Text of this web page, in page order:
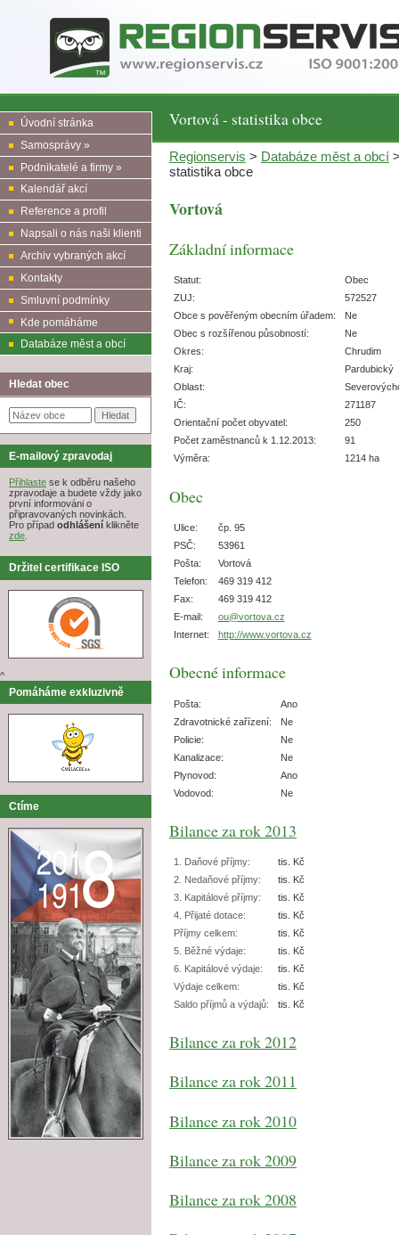
Vortová - statistika obce
Úvodní stránka
Samosprávy »
Podnikatelé a firmy »
Kalendář akcí
Reference a profil
Napsali o nás naši klienti
Archiv vybraných akcí
Kontakty
Smluvní podmínky
Kde pomáháme
Databáze měst a obcí
Hledat obec
E-mailový zpravodaj
Přihlaste se k odběru našeho
zpravodaje a budete vždy jako
první informováni o
připravovaných novinkách.
Pro případ odhlášení klikněte
zde.
Držitel certifikace ISO
^
Pomáháme exkluzivně
Ctíme
Regionservis > Databáze měst a obcí
statistika obce
Vortová
Základní informace
Statut:
Obec
ZUJ:
572527
Obce s pověřeným obecním úřadem:
Ne
Obec s rozšířenou působností:
Ne
Okres:
Chrudim
Kraj:
Pardubický
Oblast:
IČ:
271187
Orientační počet obyvatel:
250
Počet zaměstnanců k 1.12.2013:
91
Výměra:
1214 ha
Obec
Ulice:
čp. 95
PSČ:
53961
Pošta:
Vortová
Telefon:
469 319 412
Fax:
469 319 412
E-mail:
ou@vortova.cz
Internet:
http://www.vortova.cz
Obecné informace
Pošta:
Ano
Zdravotnické zařízení:
Ne
Policie:
Ne
Kanalizace:
Ne
Plynovod:
Ano
Vodovod:
Ne
Bilance za rok 2013
1. Daňové příjmy:
tis. Kč
2. Nedaňové příjmy:
tis. Kč
3. Kapitálové příjmy:
tis. Kč
4. Přijaté dotace:
tis. Kč
Příjmy celkem:
tis. Kč
5. Běžné výdaje:
tis. Kč
6. Kapitálové výdaje:
tis. Kč
Výdaje celkem:
tis. Kč
Saldo příjmů a výdajů:
tis. Kč
Bilance za rok 2012
Bilance za rok 2011
Bilance za rok 2010
Bilance za rok 2009
Bilance za rok 2008